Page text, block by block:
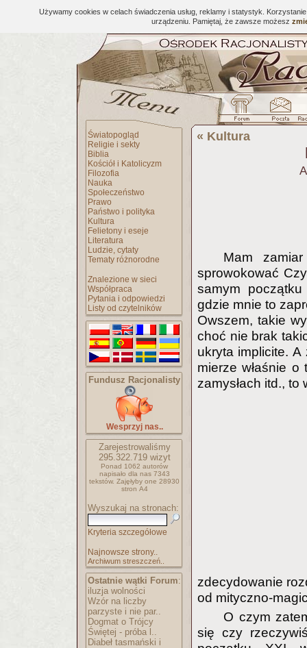
Używamy cookies w celach świadczenia usług, reklamy i statystyk.
urządzeniu. Pamiętaj, że zawsze możesz
Światopogląd
Religie i sekty
Biblia
Kościół i Katolicyzm
Filozofia
Nauka
Społeczeństwo
Prawo
Państwo i polityka
Kultura
Felietony i eseje
Literatura
Ludzie, cytaty
Tematy różnorodne
Znalezione w sieci
Współpraca
Pytania i odpowiedzi
Listy od czytelników
Fundusz Racjonalisty
Wesprzyj nas..
Zarejestrowaliśmy
295.322.719wizyt
Ponad 1062 autorów
napisało dla nas 7343
tekstów. Zajęłyby one 28930
stron A4
Wyszukaj na stronach:
Kryteria szczegółowe
Najnowsze strony..
Archiwum streszczeń..
Ostatnie wątki Forum:
iluzja wolności
Wzór na liczby
parzyste i nie par..
Dogmat o Trójcy
Świętej - próba l..
Diabeł tasmański i
« Kultura
Mam
sprowokować
samym
gdzie mnie to
Owszem, takie
choć nie brak
ukryta implicite. A
mierze właśnie
zamysłach itd.,
zdecydowanie
od mityczno-
O czym
się czy